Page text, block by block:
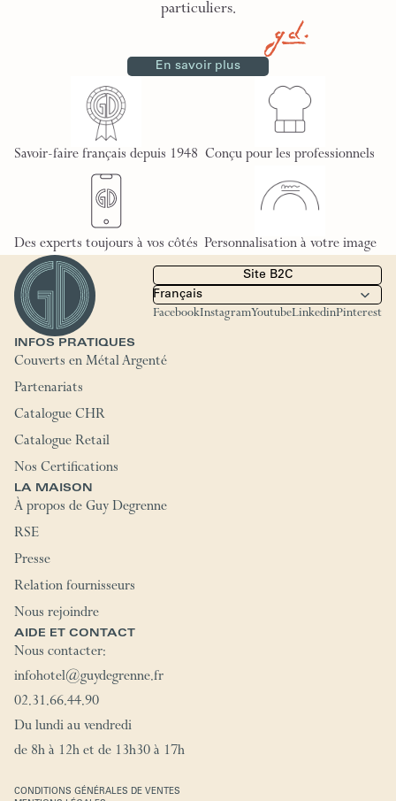
particuliers.
En savoir plus
Savoir-faire français depuis 1948 Conçu pour les professionnels
Des experts toujours à vos côtés Personnalisation à votre image
Site B2C
FacebookInstagramYoutubeLinkedinPinterest
INFOS PRATIQUES
Couverts en Métal Argenté
Partenariats
Catalogue CHR
Catalogue Retail
Nos Certifications
LA MAISON
À propos de Guy Degrenne
RSE
Presse
Relation fournisseurs
Nous rejoindre
AIDE ET CONTACT
Nous contacter:
infohotel@guydegrenne.fr
02.31.66.44.90
Du lundi au vendredi
de 8h à 12h et de 13h30 à 17h
CONDITIONS GÉNÉRALES DE VENTES